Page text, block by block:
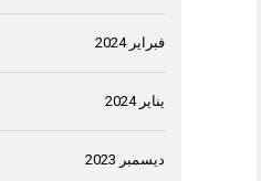
فبراير 2024
يناير 2024
ديسمبر 2023